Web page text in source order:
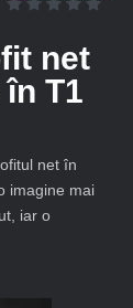
net
T1
net în
imagine mai
iar o